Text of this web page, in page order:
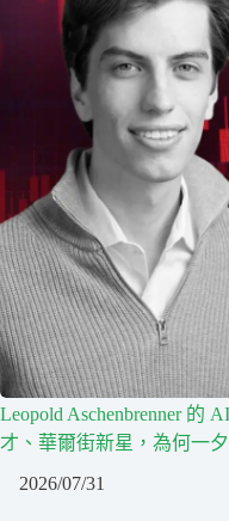
Leopold Aschenbrenner 的
才、華爾街新星，為何一
2026/07/31